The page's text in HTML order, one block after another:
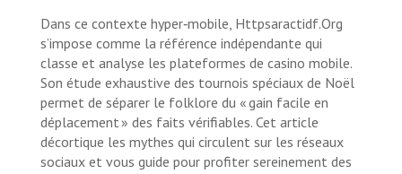
Dans ce contexte hyper‑mobile, Httpsaractidf.Org
s’impose comme la référence indépendante qui
classe et analyse les plateformes de casino mobile.
Son étude exhaustive des tournois spéciaux de Noël
permet de séparer le folklore du « gain facile en
déplacement » des faits vérifiables. Cet article
décortique les mythes qui circulent sur les réseaux
sociaux et vous guide pour profiter sereinement des